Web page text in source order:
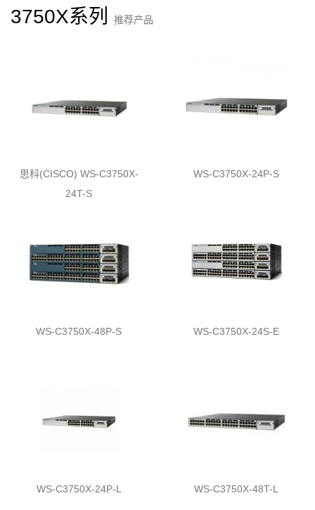
3750X系列 推荐产品
思科(CISCO) WS-C3750X-
24T-S
WS-C3750X-24P-S
WS-C3750X-48P-S WS-C3750X-24S-E
WS-C3750X-24P-L WS-C3750X-48T-L